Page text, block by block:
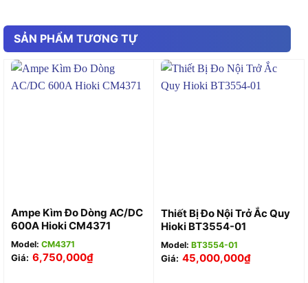
SẢN PHẨM TƯƠNG TỰ
Ampe Kìm Đo Dòng AC/DC
600A Hioki CM4371
Model: CM4371
Giá: 6,750,000₫
Thiết Bị Đo Nội Trở Ắc Quy
Hioki BT3554-01
Model: BT3554-01
Giá: 45,000,000₫